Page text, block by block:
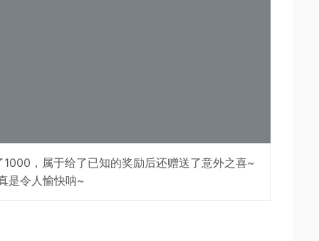
，属于给了已知的奖励后还赠送了意外之喜~
是令人愉快呐~